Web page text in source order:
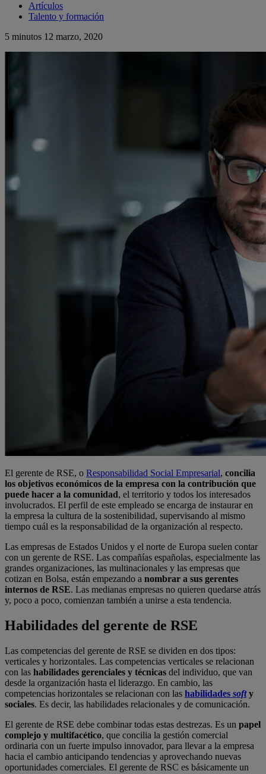
Artículos
Talento y formación
5 minutos 12 marzo, 2020
El gerente de RSE, o Responsabilidad Social Empresarial, concilia
los objetivos económicos de la empresa con la contribución que
puede hacer a la comunidad, el territorio y todos los interesados
involucrados. El perfil de este empleado se encarga de instaurar en
la empresa la cultura de la sostenibilidad, supervisando al mismo
tiempo cuál es la responsabilidad de la organización al respecto.
Las empresas de Estados Unidos y el norte de Europa suelen contar
con un gerente de RSE. Las compañías españolas, especialmente las
grandes organizaciones, las multinacionales y las empresas que
cotizan en Bolsa, están empezando a nombrar a sus gerentes
internos de RSE. Las medianas empresas no quieren quedarse atrás
y, poco a poco, comienzan también a unirse a esta tendencia.
Habilidades del gerente de RSE
Las competencias del gerente de RSE se dividen en dos tipos:
verticales y horizontales. Las competencias verticales se relacionan
con las habilidades gerenciales y técnicas del individuo, que van
desde la organización hasta el liderazgo. En cambio, las
competencias horizontales se relacionan con las habilidades softy
sociales. Es decir, las habilidades relacionales y de comunicación.
El gerente de RSE debe combinar todas estas destrezas. Es un papel
complejo y multifacético, que concilia la gestión comercial
ordinaria con un fuerte impulso innovador, para llevar a la empresa
hacia el cambio anticipando tendencias y aprovechando nuevas
oportunidades comerciales. El gerente de RSC es básicamente un